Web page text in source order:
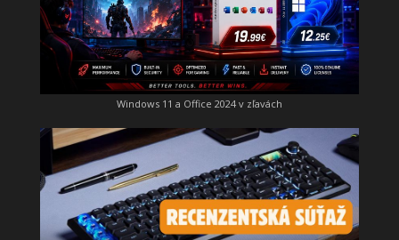
Windows 11 a Office 2024 v zľavách